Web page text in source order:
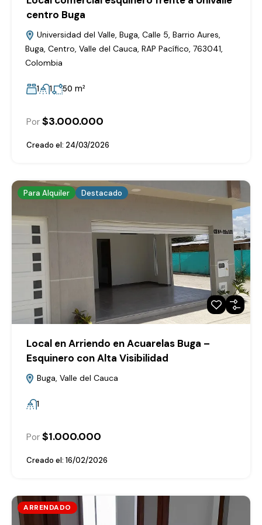
centro Buga
Universidad del Valle, Buga, Calle 5, Barrio Aures,
Buga, Centro, Valle del Cauca, RAP Pacífico, 763041,
Colombia
1 1 50 m²
Por $3.000.000
Creado el: 24/03/2026
Para Alquiler Destacado
Local en Arriendo en Acuarelas Buga –
Esquinero con Alta Visibilidad
Buga, Valle del Cauca
1
Por $1.000.000
Creado el: 16/02/2026
ARRENDADO